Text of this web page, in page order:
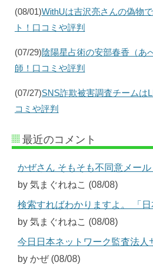
(08/01)WithUは吉沢亮さんの偽物
ト！口コミや評判
(07/29)陰陽星占術の安部春香（あ
師！口コミや評判
(07/27)SNS詐欺被害調査チームは
コミや評判
最近のコメント
かぜさん そもそも不同意メー
by 気まぐれねこ (08/08)
検索すればわかりますよ。 「日
by 気まぐれねこ (08/08)
今日日本ネットワーク監査法人
by かぜ (08/08)